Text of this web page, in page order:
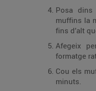
Posa
muffins la
fins d’alt
Afegeix
formatge
Cou els
minuts.